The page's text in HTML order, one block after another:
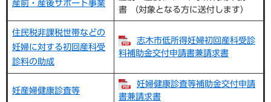
産前・産後サポート事業
書 （対象となる方に送付します）
住民税非課税世帯などの
妊婦に対する初回産科受
診料の助成
志木市低所得妊婦初回産科受診
料補助金交付申請書兼請求書
妊産婦健康診査等
妊婦健康診査等補助金交付申請
書兼請求書